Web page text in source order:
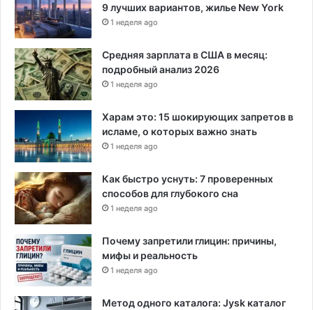
9 лучших вариантов, жилье New York
1 неделя ago
Средняя зарплата в США в месяц:
подробный анализ 2026
1 неделя ago
Харам это: 15 шокирующих запретов в
исламе, о которых важно знать
1 неделя ago
Как быстро уснуть: 7 проверенных
способов для глубокого сна
1 неделя ago
Почему запретили глицин: причины,
мифы и реальность
1 неделя ago
Метод одного каталога: Jysk каталог